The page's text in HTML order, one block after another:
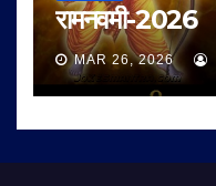
रामनवमी-2026
MAR 26, 2026